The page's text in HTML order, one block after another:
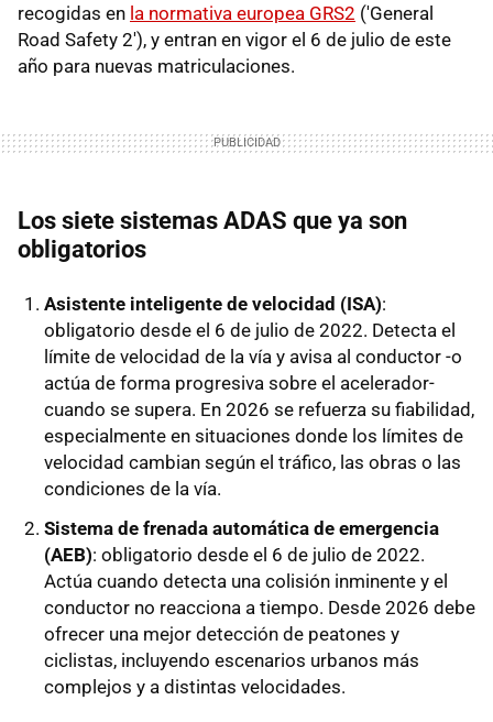
recogidas en la normativa europea GRS2 ('General
Road Safety 2'), y entran en vigor el 6 de julio de este
año para nuevas matriculaciones.
Los siete sistemas ADAS que ya son
obligatorios
Asistente inteligente de velocidad (ISA):
obligatorio desde el 6 de julio de 2022. Detecta el
límite de velocidad de la vía y avisa al conductor -o
actúa de forma progresiva sobre el acelerador-
cuando se supera. En 2026 se refuerza su fiabilidad,
especialmente en situaciones donde los límites de
velocidad cambian según el tráfico, las obras o las
condiciones de la vía.
Sistema de frenada automática de emergencia
(AEB): obligatorio desde el 6 de julio de 2022.
Actúa cuando detecta una colisión inminente y el
conductor no reacciona a tiempo. Desde 2026 debe
ofrecer una mejor detección de peatones y
ciclistas, incluyendo escenarios urbanos más
complejos y a distintas velocidades.